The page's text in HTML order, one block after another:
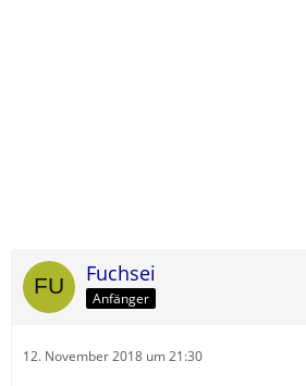
Fuchsei
Anfänger
12. November 2018 um 21:30